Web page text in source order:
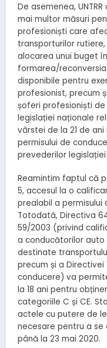
De asemenea,
mai multor măsuri
profesioniști care
transporturilor rutiere,
alocarea unui buget
formarea/
disponibile pentru
profesionist, precum
șoferi profesioniști de
legislației naționale
vârstei de la 21 de
permisului de
prevederilor
Reamintim faptul că
5, accesul la o
prealabil a permisului
Totodată, Directiva
59/2003 (privind
a conducătorilor auto
destinate
precum și a
conducere) va
la 18 ani pentru
categoriile C și CE.
actele cu putere de
necesare pentru a se
până la 23 mai 2020.